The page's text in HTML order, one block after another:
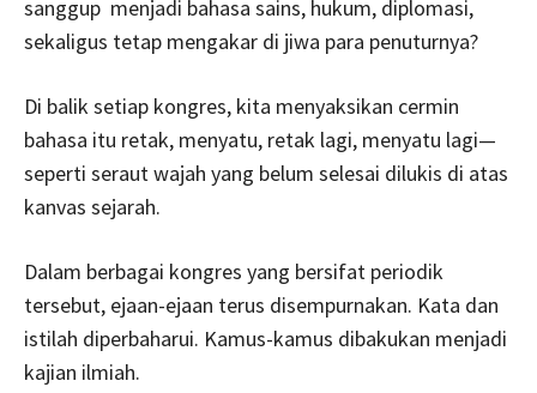
sanggup menjadi bahasa sains, hukum, diplomasi,
sekaligus tetap mengakar di jiwa para penuturnya?
Di balik setiap kongres, kita menyaksikan cermin
bahasa itu retak, menyatu, retak lagi, menyatu lagi—
seperti seraut wajah yang belum selesai dilukis di atas
kanvas sejarah.
Dalam berbagai kongres yang bersifat periodik
tersebut, ejaan-ejaan terus disempurnakan. Kata dan
istilah diperbaharui. Kamus-kamus dibakukan menjadi
kajian ilmiah.